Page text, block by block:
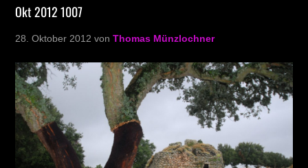
Okt 2012 1007
28. Oktober 2012 vonThomas Münzlochner